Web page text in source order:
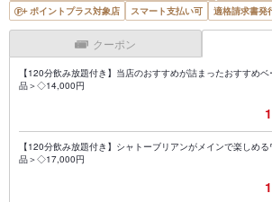
ポイントプラス対象店
スマート支払い可 適格請求書発
クーポン
【120分飲み放題付き】当店のおすすめが詰まったおすすめ
品＞◇14,000円
【120分飲み放題付き】シャトーブリアンがメインで楽しめ
品＞◇17,000円